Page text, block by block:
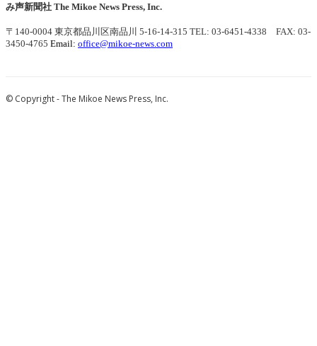
み声新聞社 The Mikoe News Press, Inc.
〒140-0004 東京都品川区南品川 5-16-14-315 TEL: 03-6451-4338 FAX: 03-
3450-4765 Email: office@mikoe-news.com
© Copyright - The Mikoe News Press, Inc.